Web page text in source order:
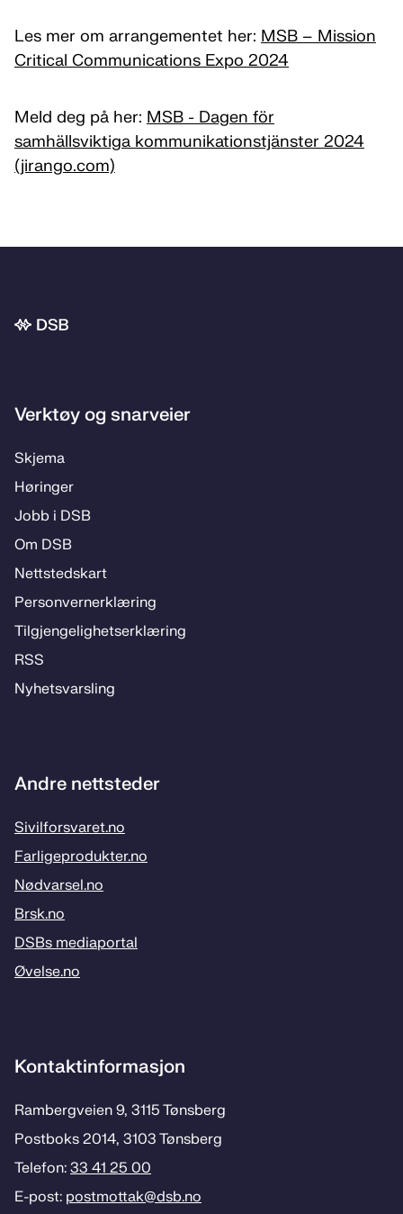
Les mer om arrangementet her: MSB – Mission
Critical Communications Expo 2024
Meld deg på her: MSB - Dagen för
samhällsviktiga kommunikationstjänster 2024
(jirango.com)
Bunnområde
Verktøy og snarveier
Skje­­ma
Hø­rin­­ger
Jobb i DSB
Om DSB
Nett­steds­­kart
Per­­son­ver­n­er­klæ­­ring
Til­­­gjen­­ge­­lig­hets­­er­klæ­­ring
RSS
Ny­hets­­vars­­ling
Andre nettsteder
Sivilforsvaret.no
Farligeprodukter.no
Nødvarsel.no
Brsk.no
DSBs mediaportal
Øvelse.no
Kontaktinformasjon
Rambergveien 9, 3115 Tønsberg
Postboks 2014, 3103 Tønsberg
Telefon: 33 41 25 00
E-post: postmottak­@dsb.no